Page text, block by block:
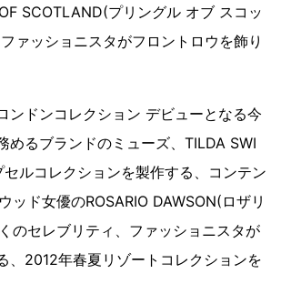
SCOTLAND(プリングル オブ スコッ
ァッショニスタがフロントロウを飾り
ンドンコレクション デビューとなる今
めるブランドのミューズ、TILDA SWI
ルコレクションを製作する、コンテン
ド女優のROSARIO DAWSON(ロザリ
のセレブリティ、ファッショニスタが
、2012年春夏リゾートコレクションを